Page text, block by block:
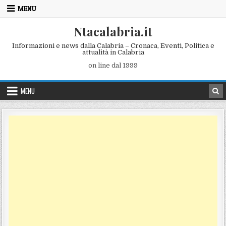
Skip to content
MENU
Ntacalabria.it
Informazioni e news dalla Calabria – Cronaca, Eventi, Politica e
attualità in Calabria
on line dal 1999
MENU